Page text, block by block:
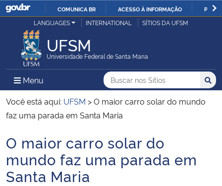
IR
COMUNICA BR ACESSO À INFORMAÇÃO
Ministério da Justiça e Segurança Pública
Ministério da Defesa
Ministério das Relações Exteriores
Ministério da Infraestrutura
Ministério da Agricultura, Pecuária e Abastecimento
LANGUAGES INTERNATIONAL SÍTIOS DA UFSM
UFSM
Universidade Federal de Santa Maria
Menu Menu Principal do Sítio
Busca
Buscar no nos Sítios
Busca:
Você está aqui: UFSM >O maior carro solar do mundo
faz uma parada em Santa Maria
Início do conteúdo
O maior carro solar do
mundo faz uma parada em
Santa Maria